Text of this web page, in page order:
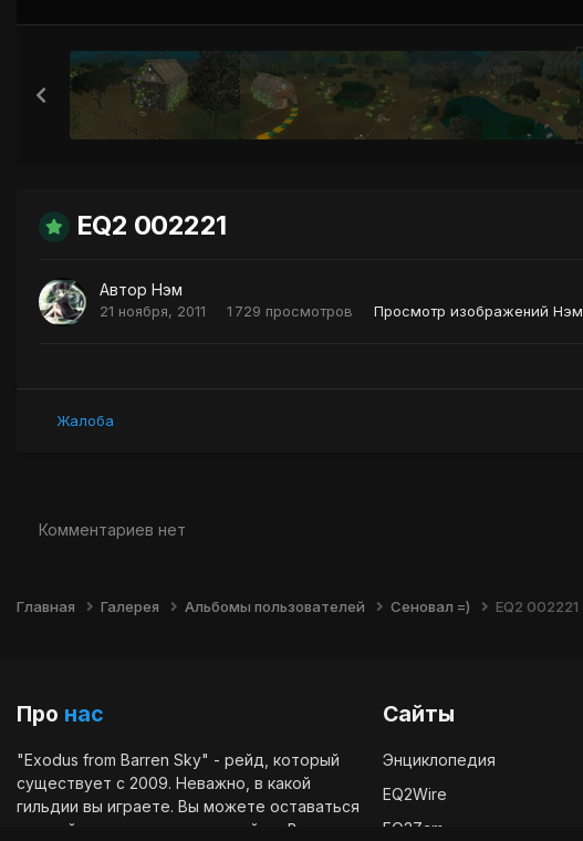
EQ2 002221
Автор Нэм
21 ноября, 2011 1 729 просмотров Просмотр изображений Нэм
Жалоба
Комментариев нет
Главная Галерея Альбомы пользователей Сеновал =) EQ2 002221
Про нас
"Exodus from Barren Sky" - рейд, который
существует с 2009. Неважно, в какой
гильдии вы играете. Вы можете оставаться
в своей гильдии и играть в рейде. Вы
Сайты
Энциклопедия
EQ2Wire
EQ2Zam